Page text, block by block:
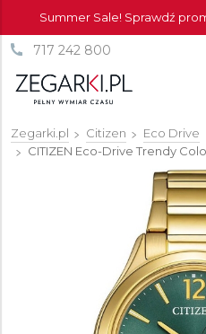
Summer Sale! Sprawdź
717 242 800
Zegarki.pl Citizen
Eco Drive
CITIZEN Eco-Drive Trendy